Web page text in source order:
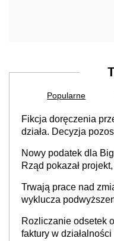
Popularne
Fikcja doręczenia
działa. Decyzja
Nowy podatek dla
Rząd pokazał
Trwają prace nad
wyklucza
Rozliczanie odsetek
faktury w działalności